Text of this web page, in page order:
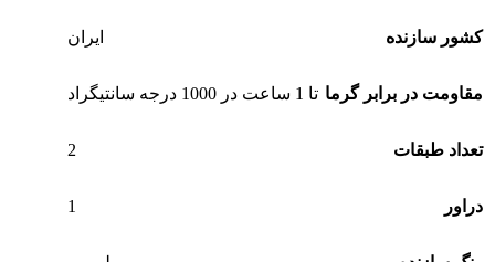
کشور سازنده ایران
مقاومت در برابر گرما تا 1 ساعت در 1000 درجه سانتیگراد
تعداد طبقات 2
دراور 1